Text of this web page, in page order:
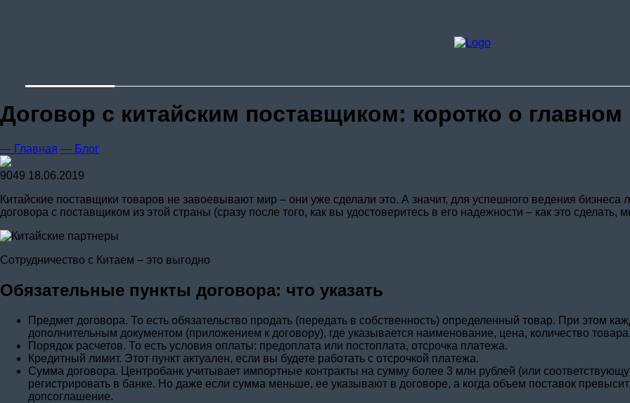
Договор с китайским поставщиком: коротко о главном
— Главная — Блог
9049 18.06.2019
Китайские поставщики товаров не завоевывают мир – они уже сделали это. А значит, для успешного ведения бизнеса
договора с поставщиком из этой страны (сразу после того, как вы удостоверитесь в его надежности – как это сделать,
Сотрудничество с Китаем – это выгодно
Обязательные пункты договора: что указать
Предмет договора. То есть обязательство продать (передать в собственность) определенный товар. При этом
дополнительным документом (приложением к договору), где указывается наименование, цена, количество
Порядок расчетов. То есть условия оплаты: предоплата или постоплата, отсрочка платежа.
Кредитный лимит. Этот пункт актуален, если вы будете работать с отсрочкой платежа.
Сумма договора. Центробанк учитывает импортные контракты на сумму более 3 млн рублей (или
регистрировать в банке. Но даже если сумма меньше, ее указывают в договоре, а когда объем поставок
допсоглашение.